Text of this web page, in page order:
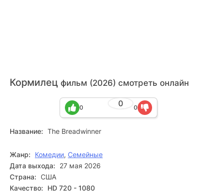
Кормилец фильм (2026) смотреть онлайн
0
0 0
Название: The Breadwinner
Жанр: Комедии, Семейные
Дата выхода:
27 мая 2026
Страна: США
Качество:
HD 720 - 1080